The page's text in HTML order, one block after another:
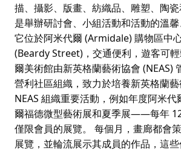
描、攝影、版畫、紡織品、雕塑、陶
是舉辦研討會、小組活動和活動的溫馨
它位於阿米代爾 (Armidale) 購物區中
(Beardy Street)，交通便利，遊客可
爾美術館由新英格蘭藝術協會 (NEAS)
營利社區組織，致力於培養新英格蘭藝
NEAS 組織重要活動，例如年度阿米
爾福德微型藝術展和夏季展——每年
僅限會員的展覽。 每個月，畫廊都會
展覽，並輪流展示其成員的作品，這